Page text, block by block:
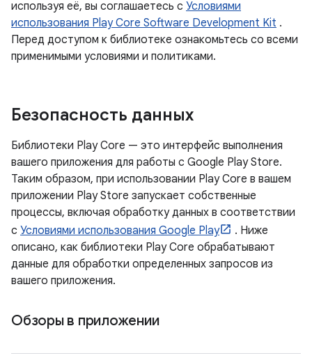
используя её, вы соглашаетесь с Условиями
использования Play Core Software Development Kit .
Перед доступом к библиотеке ознакомьтесь со всеми
применимыми условиями и политиками.
Безопасность данных
Библиотеки Play Core — это интерфейс выполнения
вашего приложения для работы с Google Play Store.
Таким образом, при использовании Play Core в вашем
приложении Play Store запускает собственные
процессы, включая обработку данных в соответствии
с Условиями использования Google Play
. Ниже
описано, как библиотеки Play Core обрабатывают
данные для обработки определенных запросов из
вашего приложения.
Обзоры в приложении